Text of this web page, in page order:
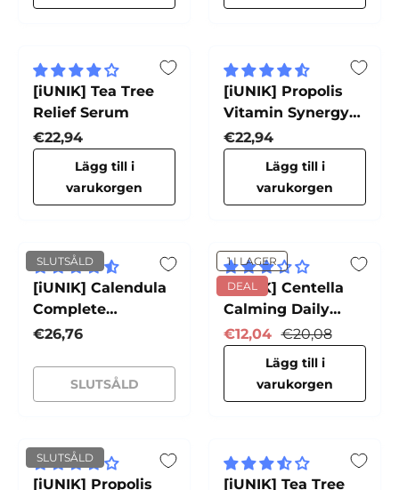
[iUNIK] Tea Tree
Relief Serum
Normalpris
€22,94
Lägg till i
varukorgen
[iUNIK] Propolis
Vitamin Synergy
Serum
Normalpris
€22,94
Lägg till i
varukorgen
SLUTSÅLD
[iUNIK] Calendula
Complete
Cleansing Oil
Normalpris
€26,76
SLUTSÅLD
1 I LAGER
DEAL
[iUNIK] Centella
Calming Daily
Sunscreen
Reapris
€12,04 Normalpris
€20,08
Lägg till i
varukorgen
SLUTSÅLD
[iUNIK] Propolis
[iUNIK] Tea Tree